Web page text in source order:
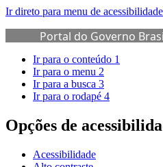
Ir direto para menu de
Portal do Governo
de Governo
Ir para o conteúdo 1
Ir para o menu 2
Ir para a busca 3
Ir para o rodapé 4
Opções de
Acessibilidade